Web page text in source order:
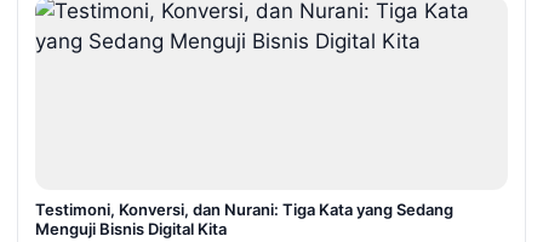
Testimoni, Konversi, dan Nurani: Tiga Kata yang Sedang
Menguji Bisnis Digital Kita